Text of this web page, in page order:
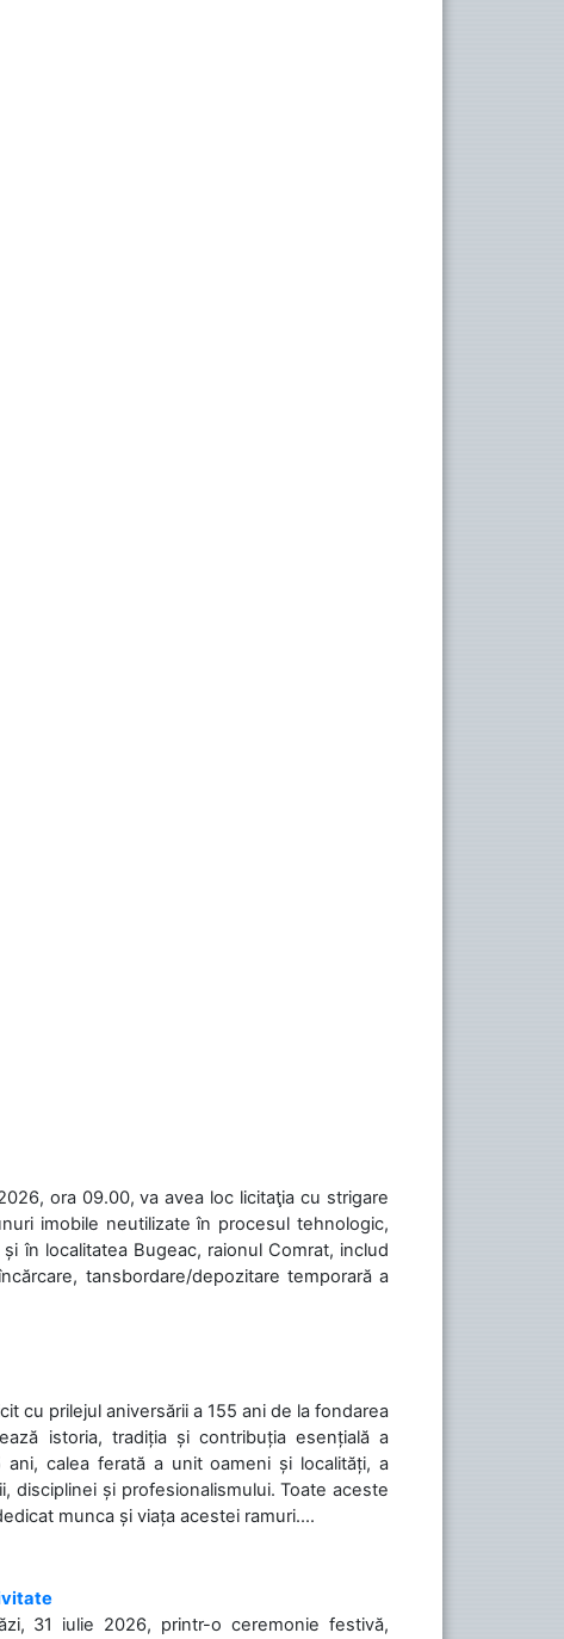
ora 09.00, va avea loc licitaţia cu strigare
imobile neutilizate în procesul tehnologic,
în localitatea Bugeac, raionul Comrat, includ
tansbordare/depozitare temporară a
cu prilejul aniversării a 155 ani de la fondarea
istoria, tradiția și contribuția esențială a
calea ferată a unit oameni și localități, a
disciplinei și profesionalismului. Toate aceste
munca și viața acestei ramuri....
31 iulie 2026, printr-o ceremonie festivă,